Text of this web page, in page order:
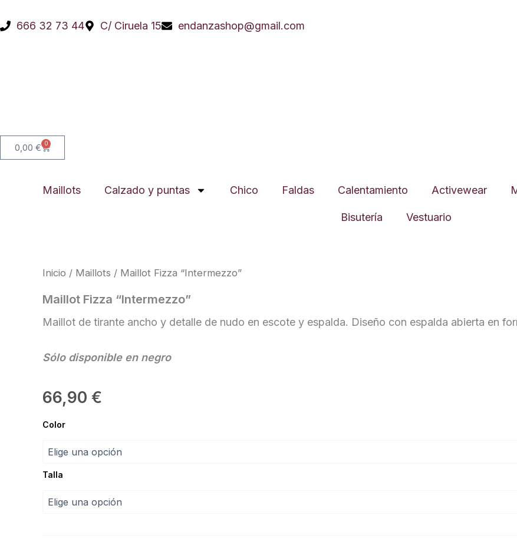
al
666 32 73 44 C/ Ciruela 15 endanzashop@gmail.com
0,00 € 0
Carrito
Maillots Calzado y puntas Chico Faldas Calentamiento Activewear
Bisutería Vestuario
Inicio / Maillots / Maillot Fizza “Intermezzo”
Maillot Fizza “Intermezzo”
Maillot de tirante ancho y detalle de nudo en escote y espalda. Diseño con espalda abierta en
Sólo disponible en negro
66,90 €
Color
Talla
Fizza
cantidad